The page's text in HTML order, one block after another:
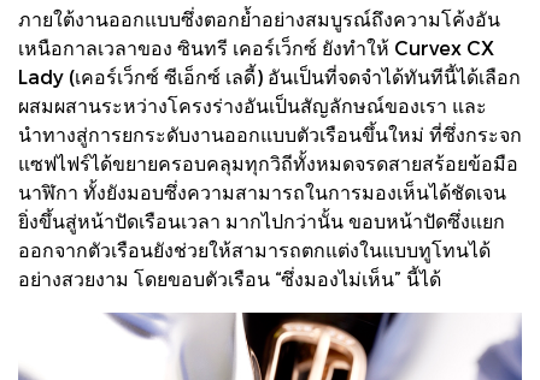
ภายใต้งานออกแบบซึ่งตอกย้ำอย่างสมบูรณ์ถึงความโค้งอัน
เหนือกาลเวลาของ ซินทรี เคอร์เว็กซ์ ยังทำให้ Curvex CX
Lady (เคอร์เว็กซ์ ซีเอ็กซ์ เลดี้) อันเป็นที่จดจำได้ทันทีนี้ได้เลือก
ผสมผสานระหว่างโครงร่างอันเป็นสัญลักษณ์ของเรา และ
นำทางสู่การยกระดับงานออกแบบตัวเรือนขึ้นใหม่ ที่ซึ่งกระจก
แซฟไฟร์ได้ขยายครอบคลุมทุกวิถีทั้งหมดจรดสายสร้อยข้อมือ
นาฬิกา ทั้งยังมอบซึ่งความสามารถในการมองเห็นได้ชัดเจน
ยิ่งขึ้นสู่หน้าปัดเรือนเวลา มากไปกว่านั้น ขอบหน้าปัดซึ่งแยก
ออกจากตัวเรือนยังช่วยให้สามารถตกแต่งในแบบทูโทนได้
อย่างสวยงาม โดยขอบตัวเรือน “ซึ่งมองไม่เห็น” นี้ได้